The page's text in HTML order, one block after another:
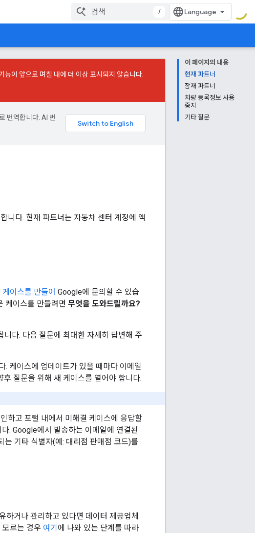
/
이 페이지의 내용
현재 파트너
잠재 파트너
차량 등록정보 사용
중지
기타 질문
능이 앞으로 며칠 내에 더 이상 표시되지 않습니다.
번역합니다. AI 번
니다. 현재 파트너는 자동차 센터 계정에 액
케이스를 만들어 Google에 문의할 수 있습
케이스를 만들려면 무엇을 도와드릴까요?
다. 다음 질문에 최대한 자세히 답변해 주
. 케이스에 업데이트가 있을 때마다 이메일
질문을 위해 새 케이스를 열어야 합니다.
하고 포털 내에서 미해결 케이스에 응답할
. Google에서 발송하는 이메일에 연결된
기타 식별자(예: 대리점 판매점 코드)를
거나 관리하고 있다면 데이터 제공업체
르는 경우 여기 에 나와 있는 단계를 따라